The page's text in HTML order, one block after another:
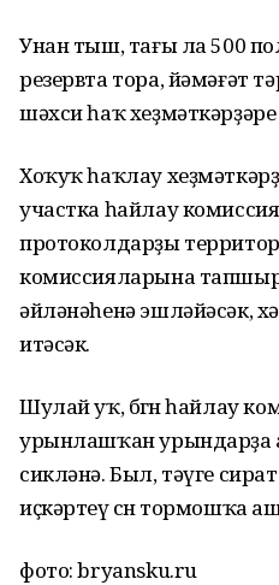
Унан тыш, тағы ла 500
резервта тора, йәмәғәт
шәхси һаҡ
Хоҡуҡ һаҡлау
участка һайлау
протоколдарҙы
комиссияларына
әйләнәһенә эшләйәсәк,
итәсәк.
Шулай уҡ, бөгөн һайлау
урынлашҡан урындарҙа
сикләнә. Был, тәүге
иҫкәртеү өсөн тормошҡа
фото: bryansku.ru